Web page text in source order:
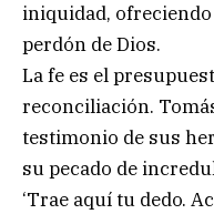
iniquidad,
perdón de Dios.
La fe es el
reconciliación.
testimonio de sus
su pecado de
‘Trae aquí tu dedo.